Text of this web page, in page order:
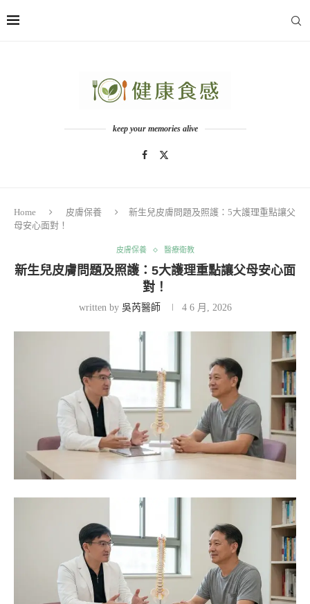
keep your memories alive
Home 皮膚保養
新生兒皮膚問題及照護：5大護理重點讓父
母安心面對！
皮膚保養 醫療衛教
新生兒皮膚問題及照護：5大護理重點讓父母安心面
對！
written by 吳芮醫師 4 6 月, 2026